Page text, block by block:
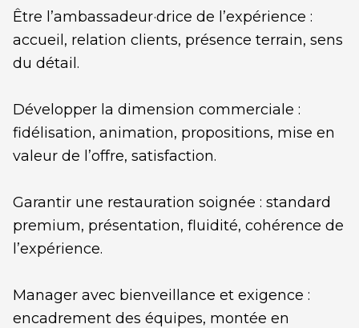
Être l’ambassadeur·drice de l’expérience :
accueil, relation clients, présence terrain, sens
du détail.
Développer la dimension commerciale :
fidélisation, animation, propositions, mise en
valeur de l’offre, satisfaction.
Garantir une restauration soignée : standard
premium, présentation, fluidité, cohérence de
l’expérience.
Manager avec bienveillance et exigence :
encadrement des équipes, montée en